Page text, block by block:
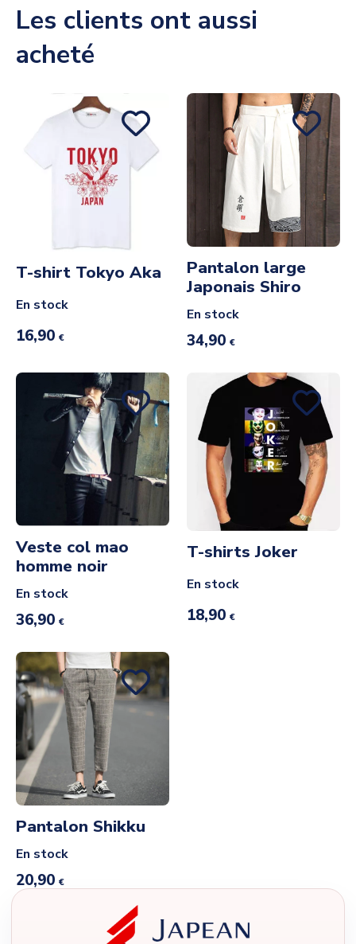
Les clients ont aussi
acheté
T-shirt Tokyo Aka
En stock
16,90 €
Pantalon large
Japonais Shiro
En stock
34,90 €
Veste col mao
homme noir
En stock
36,90 €
T-shirts Joker
En stock
18,90 €
Pantalon Shikku
En stock
20,90 €